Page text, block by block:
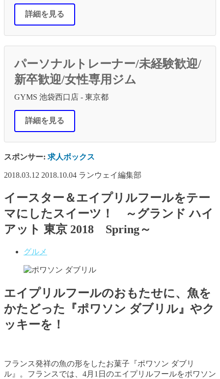
詳細を見る
パーソナルトレーナー/未経験歓迎/
新卒歓迎/女性専用ジム
GYMS 池袋西口店 - 東京都
詳細を見る
スポンサー: 求人ボックス
2018.03.12 2018.10.04 ランウェイ編集部
イースター＆エイプリルフールをテー
マにしたスイーツ！ ～グランド ハイ
アット 東京 2018 Spring～
グルメ
エイプリルフールのおもたせに、魚を
かたどった『ポワソン ダブリル』やク
ッキーを！
フランス発祥の魚の形をしたお菓子『ポワソン ダブリ
ル』。フランスでは、4月1日のエイプリルフールをポワソン